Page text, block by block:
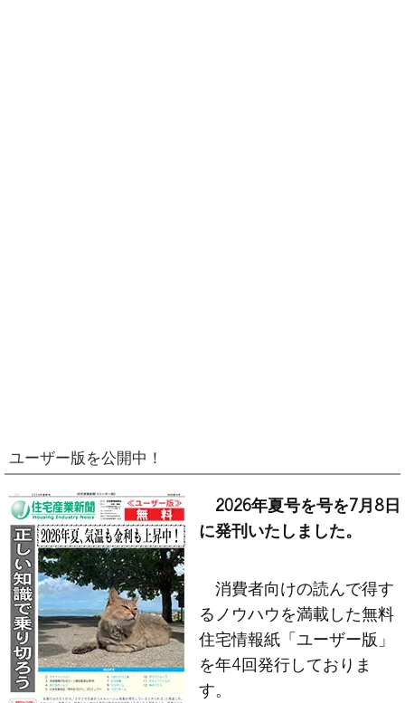
ユーザー版を公開中！
2026年夏号を号を7月8日
に発刊いたしました。
消費者向けの読んで得す
るノウハウを満載した無料
住宅情報紙「ユーザー版」
を年4回発行しておりま
す。